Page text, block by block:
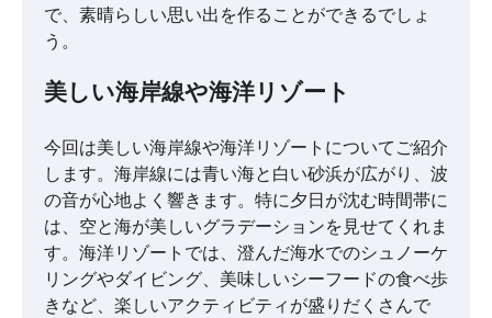
で、素晴らしい思い出を作ることができるでしょ
う。
美しい海岸線や海洋リゾート
今回は美しい海岸線や海洋リゾートについてご紹介
します。海岸線には青い海と白い砂浜が広がり、波
の音が心地よく響きます。特に夕日が沈む時間帯に
は、空と海が美しいグラデーションを見せてくれま
す。海洋リゾートでは、澄んだ海水でのシュノーケ
リングやダイビング、美味しいシーフードの食べ歩
きなど、楽しいアクティビティが盛りだくさんで